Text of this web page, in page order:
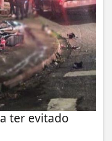
ter evitado